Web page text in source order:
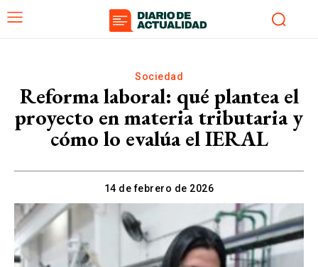
Sociedad
Reforma laboral: qué plantea el
proyecto en materia tributaria y
cómo lo evalúa el IERAL
14 de febrero de 2026